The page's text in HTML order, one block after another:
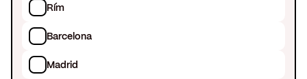
Rím
Barcelona
Madrid